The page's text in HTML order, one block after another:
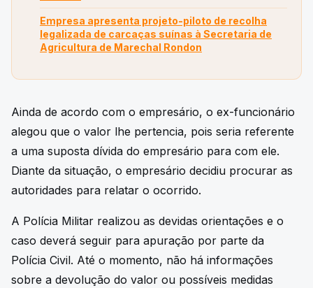
Empresa apresenta projeto-piloto de recolha
legalizada de carcaças suínas à Secretaria de
Agricultura de Marechal Rondon
Ainda de acordo com o empresário, o ex-funcionário
alegou que o valor lhe pertencia, pois seria referente
a uma suposta dívida do empresário para com ele.
Diante da situação, o empresário decidiu procurar as
autoridades para relatar o ocorrido.
A Polícia Militar realizou as devidas orientações e o
caso deverá seguir para apuração por parte da
Polícia Civil. Até o momento, não há informações
sobre a devolução do valor ou possíveis medidas